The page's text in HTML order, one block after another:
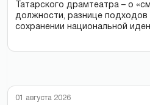
Татарского драмтеатра – о
должности, разнице подходов
сохранении национальной
01 августа 2026